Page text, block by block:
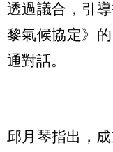
透過議合，引
黎氣候協定》
通對話。
邱月琴指出，